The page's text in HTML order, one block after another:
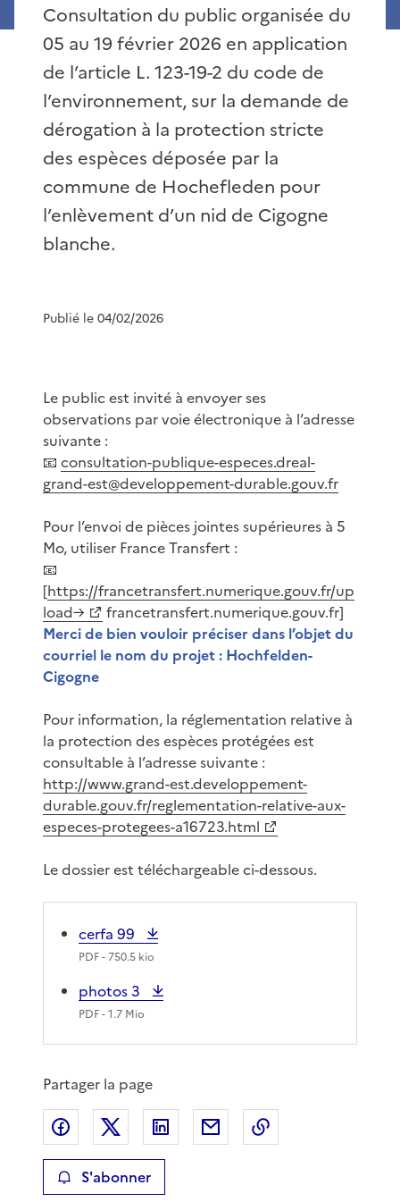
Consultation du public organisée du
05 au 19 février 2026 en application
de l’article L. 123-19-2 du code de
l’environnement, sur la demande de
dérogation à la protection stricte
des espèces déposée par la
commune de Hochefleden pour
l’enlèvement d’un nid de Cigogne
blanche.
Publié le 04/02/2026
Le public est invité à envoyer ses
observations par voie électronique à l’adresse
suivante :
📧 consultation-publique-especes.dreal-
grand-est@developpement-durable.gouv.fr
Pour l’envoi de pièces jointes supérieures à 5
Mo, utiliser France Transfert :
📧
[https://francetransfert.numerique.gouv.fr/up
load→
francetransfert.numerique.gouv.fr]
Merci de bien vouloir préciser dans l’objet du
courriel le nom du projet : Hochfelden-
Cigogne
Pour information, la réglementation relative à
la protection des espèces protégées est
consultable à l’adresse suivante :
http://www.grand-est.developpement-
durable.gouv.fr/reglementation-relative-aux-
especes-protegees-a16723.html
Le dossier est téléchargeable ci-dessous.
cerfa 99
PDF- 750.5 kio
photos 3
PDF- 1.7 Mio
Partager la page
Partager sur Facebook
Partager sur XPartager sur LinkedIn
Partager par email
S'abonner